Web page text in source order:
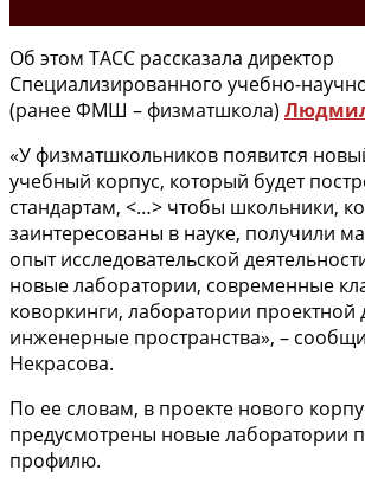
Об этом ТАСС рассказала директор
Специализированного учебно-
(ранее ФМШ – физматшкола)
«У физматшкольников появится
учебный корпус, который будет
стандартам, <…> чтобы школьники,
заинтересованы в науке, получили
опыт исследовательской
новые лаборатории, современные
коворкинги, лаборатории проектной
инженерные пространства», –
Некрасова.
По ее словам, в проекте нового
предусмотрены новые лаборатории
профилю.